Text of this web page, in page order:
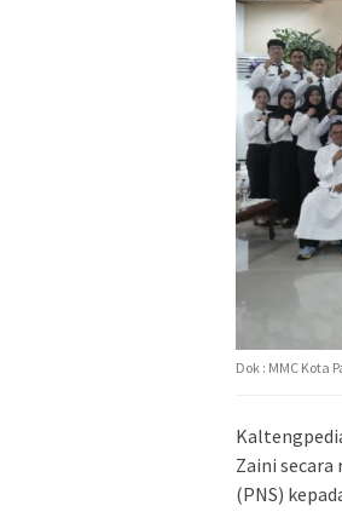
Dok : MMC Kota
Zaini secara
(PNS)